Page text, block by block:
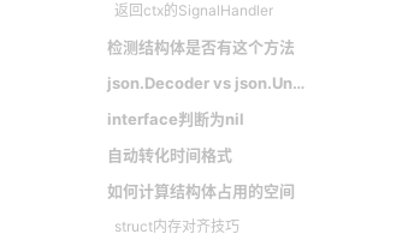
返回ctx的SignalHandler
检测结构体是否有这个方法
json.Decoder vs json.Unmarshal
interface判断为nil
自动转化时间格式
如何计算结构体占用的空间
struct内存对齐技巧